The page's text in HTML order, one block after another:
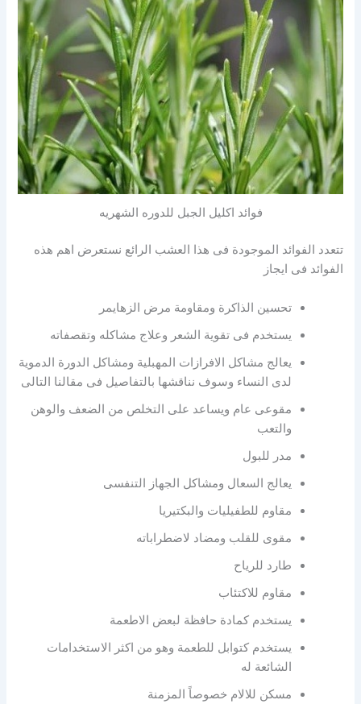
فوائد اكليل الجبل للدوره الشهريه
تتعدد الفوائد الموجودة فى هذا العشب الرائع نستعرض اهم هذه
الفوائد فى ايجاز
تحسين الذاكرة ومقاومة مرض الزهايمر
يستخدم فى تقوية الشعر وعلاج مشاكله وتقصفاته
يعالج مشاكل الافرازات المهبلية ومشاكل الدورة الدموية
لدى النساء وسوف نناقشها بالتفاصيل فى مقالنا التالى
مقوعى عام ويساعد على التخلص من الضعف والوهن
والتعب
مدر للبول
يعالج السعال ومشاكل الجهاز التنفسى
مقاوم للطفيليات والبكتيريا
مقوى للقلب ومضاد لاضطراباته
طارد للرياح
مقاوم للاكتئاب
يستخدم كمادة حافظة لبعض الاطعمة
يستخدم كتوابل للطعمة وهو من اكثر الاستخدامات
الشائعة له
مسكن للالام خصوصاً المزمنة